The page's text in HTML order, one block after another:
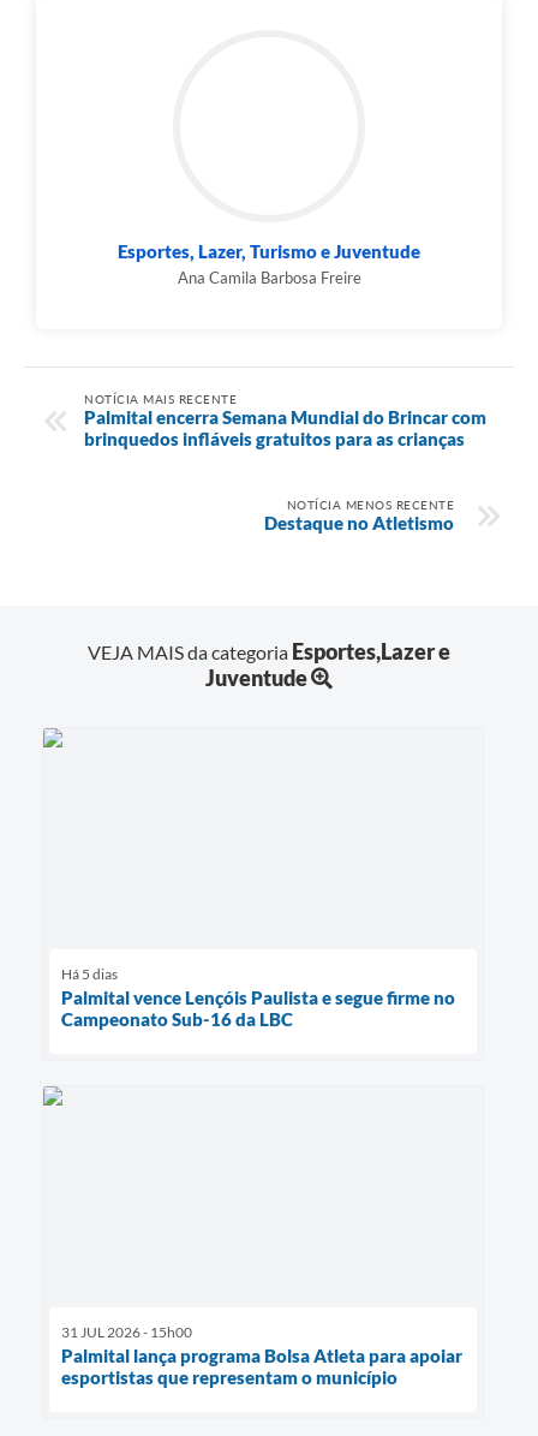
Esportes, Lazer, Turismo e Juventude
Ana Camila Barbosa Freire
NOTÍCIA MAIS RECENTE
Palmital encerra Semana Mundial do Brincar com
brinquedos infláveis gratuitos para as crianças
NOTÍCIA MENOS RECENTE
Destaque no Atletismo
VEJA MAIS da categoria Esportes,Lazer e
Juventude
Há 5 dias
Palmital vence Lençóis Paulista e segue firme no
Campeonato Sub-16 da LBC
31 JUL 2026 - 15h00
Palmital lança programa Bolsa Atleta para apoiar
esportistas que representam o município